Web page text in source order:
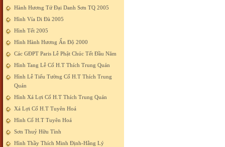
Hành Hương Tứ Đại Danh Sơn TQ 2005
Hình Vía Di Đà 2005
Hình Tết 2005
Hình Hành Hương Ấn Độ 2000
Các GĐPT Paris Lễ Phật Chúc Tết Đầu Năm
Hình Tang Lễ Cố H.T Thích Trung Quán
Hình Lễ Tiểu Tường Cố H.T Thích Trung
Quán
Hình Xá Lợi Cố H.T Thích Trung Quán
Xá Lợi Cố H.T Tuyên Hoá
Hình Cố H.T Tuyên Hoá
Sơn Thuỷ Hữu Tình
Hình Thầy Thích Minh Định-Hằng Lý